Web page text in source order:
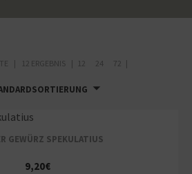
12 ERGEBNIS 12 24 72
GEWÜRZ SPEKULATIUS
9,20€